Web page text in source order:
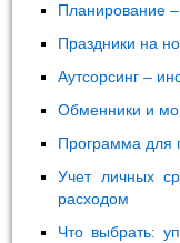
Планирование
Праздники на
Аутсорсинг –
Обменники и
Программа для
Учет личных
расходом
Что выбрать: